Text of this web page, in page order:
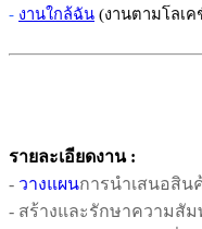
- งานใกล้ฉัน (งานตามโลเ
รายละเอียดงาน :
- วางแผนการนำเสนอสิน
- สร้างและรักษาความสั